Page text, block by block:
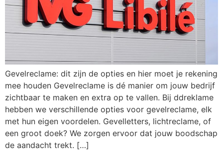
Gevelreclame: dit zijn de opties en hier moet je rekening
mee houden Gevelreclame is dé manier om jouw bedrijf
zichtbaar te maken en extra op te vallen. Bij ddreklame
hebben we verschillende opties voor gevelreclame, elk
met hun eigen voordelen. Gevelletters, lichtreclame, of
een groot doek? We zorgen ervoor dat jouw boodschap
de aandacht trekt. […]